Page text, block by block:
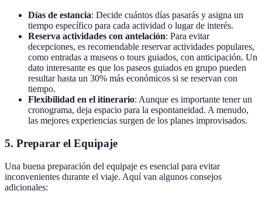
Días de estancia: Decide cuántos días pasarás y asigna un
tiempo específico para cada actividad o lugar de interés.
Reserva actividades con antelación: Para evitar
decepciones, es recomendable reservar actividades populares,
como entradas a museos o tours guiados, con anticipación. Un
dato interesante es que los paseos guiados en grupo pueden
resultar hasta un 30% más económicos si se reservan con
tiempo.
Flexibilidad en el itinerario: Aunque es importante tener un
cronograma, deja espacio para la espontaneidad. A menudo,
las mejores experiencias surgen de los planes improvisados.
5. Preparar el Equipaje
Una buena preparación del equipaje es esencial para evitar
inconvenientes durante el viaje. Aquí van algunos consejos
adicionales: